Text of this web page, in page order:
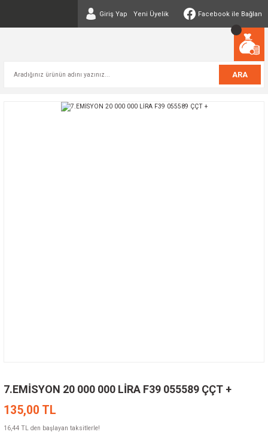
Giriş Yap Yeni Üyelik Facebook ile Bağlan
ARA
7.EMİSYON 20 000 000 LİRA F39 055589 ÇÇT +
135,00 TL
16,44 TL den başlayan taksitlerle!